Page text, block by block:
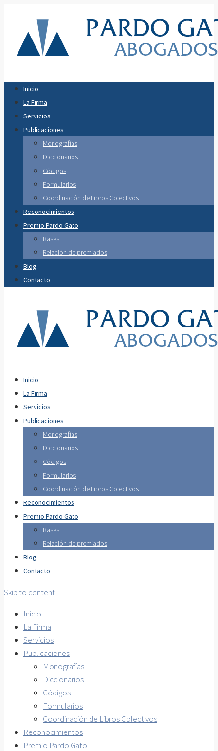
Inicio
La Firma
Servicios
Publicaciones
Monografías
Diccionarios
Códigos
Formularios
Coordinación de Libros Colectivos
Reconocimientos
Premio Pardo Gato
Bases
Relación de premiados
Blog
Contacto
Inicio
La Firma
Servicios
Publicaciones
Monografías
Diccionarios
Códigos
Formularios
Coordinación de Libros Colectivos
Reconocimientos
Premio Pardo Gato
Bases
Relación de premiados
Blog
Contacto
Skip to content
Inicio
La Firma
Servicios
Publicaciones
Monografías
Diccionarios
Códigos
Formularios
Coordinación de Libros Colectivos
Reconocimientos
Premio Pardo Gato